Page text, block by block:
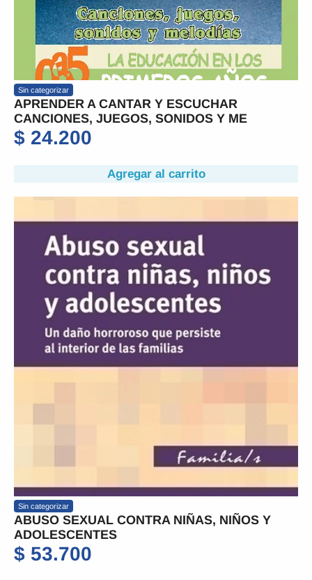
Sin categorizar
APRENDER A CANTAR Y ESCUCHAR
CANCIONES, JUEGOS, SONIDOS Y ME
$ 24.200
Agregar al carrito
Sin categorizar
ABUSO SEXUAL CONTRA NIÑAS, NIÑOS Y
ADOLESCENTES
$ 53.700